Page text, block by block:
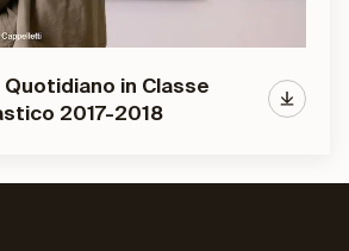
Quotidiano in Classe
2017-2018